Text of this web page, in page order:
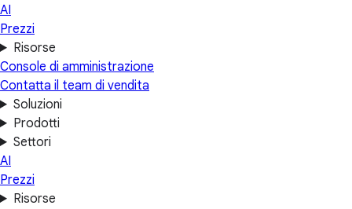
AI
Prezzi
Risorse
Console di amministrazione
Contatta il team di vendita
Soluzioni
Prodotti
Settori
AI
Prezzi
Risorse